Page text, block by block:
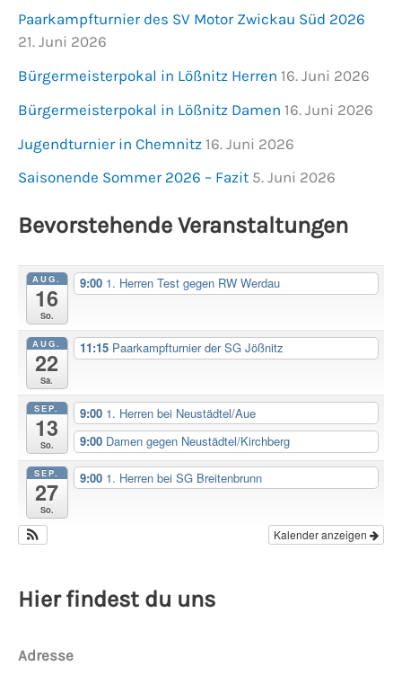
Paarkampfturnier des SV Motor Zwickau Süd 2026
21. Juni 2026
Bürgermeisterpokal in Lößnitz Herren 16. Juni 2026
Bürgermeisterpokal in Lößnitz Damen 16. Juni 2026
Jugendturnier in Chemnitz 16. Juni 2026
Saisonende Sommer 2026 – Fazit 5. Juni 2026
Bevorstehende Veranstaltungen
AUG.
16
So.
9:00 1. Herren Test gegen RW Werdau
AUG.
22
Sa.
11:15 Paarkampfturnier der SG Jößnitz
SEP.
13
So.
9:00 1. Herren bei Neustädtel/Aue
9:00 Damen gegen Neustädtel/Kirchberg
SEP.
27
So.
9:00 1. Herren bei SG Breitenbrunn
Kalender anzeigen
Hier findest du uns
Adresse